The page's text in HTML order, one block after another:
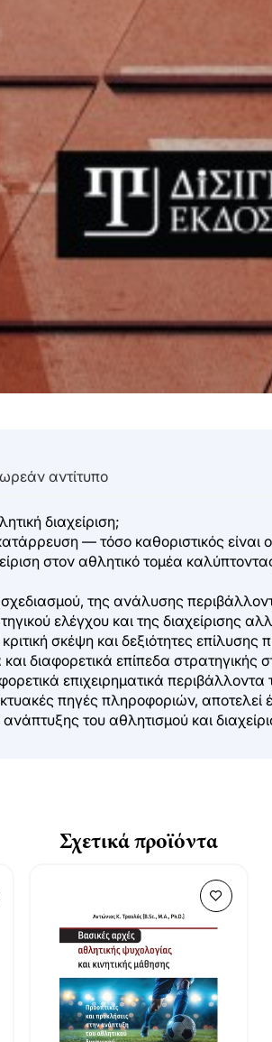
αντίτυπο
διαχείριση;
— τόσο καθοριστικός είναι
στον αθλητικό τομέα
της ανάλυσης
ελέγχου και της διαχείρισης
σκέψη και δεξιότητες
διαφορετικά επίπεδα στρατηγικής
επιχειρηματικά
πηγές πληροφοριών,
ανάπτυξης του αθλητισμού και
Σχετικά προϊόντα